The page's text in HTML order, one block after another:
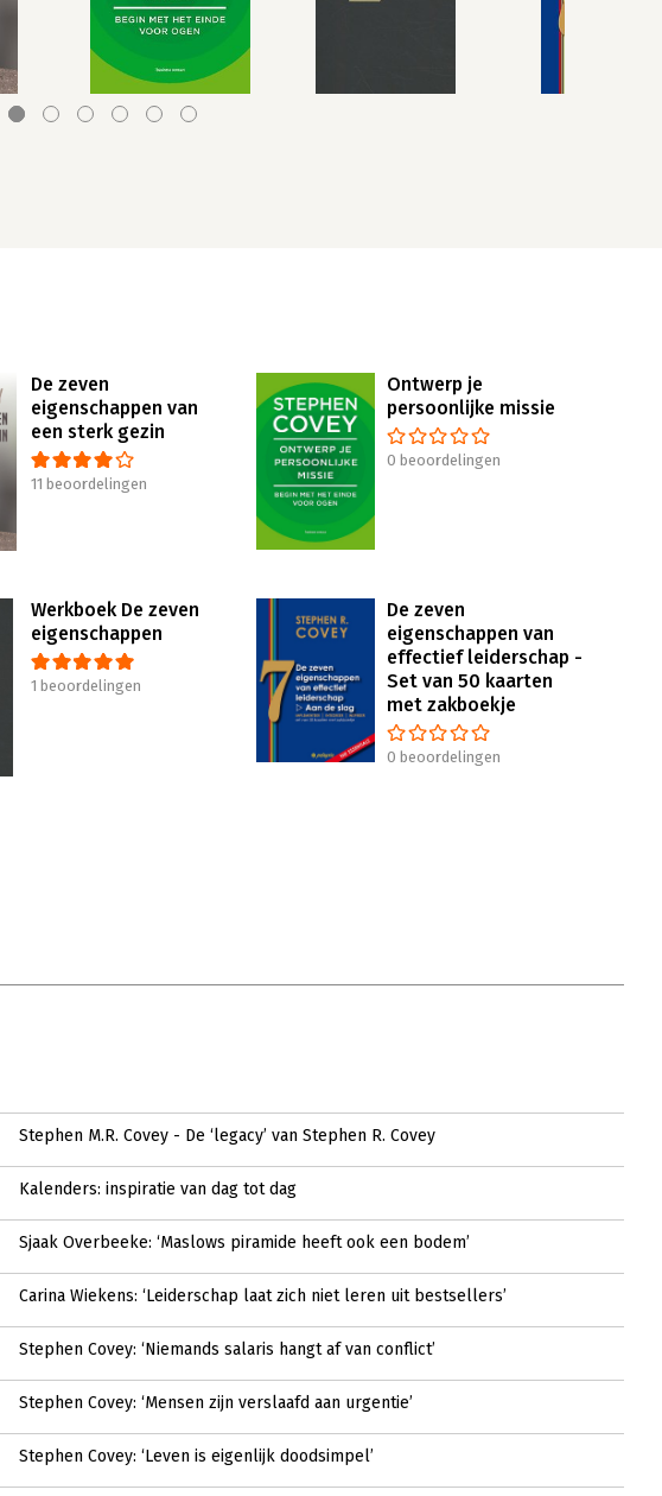
De zeven
eigenschappen van
een sterk gezin
11 beoordelingen
Ontwerp je
persoonlijke missie
0 beoordelingen
Werkboek De zeven
eigenschappen
1 beoordelingen
De zeven
eigenschappen van
effectief leiderschap -
Set van 50 kaarten
met zakboekje
0 beoordelingen
Stephen M.R. Covey - De ‘legacy’ van Stephen R. Covey
Kalenders: inspiratie van dag tot dag
Sjaak Overbeeke: ‘Maslows piramide heeft ook een bodem’
Carina Wiekens: ‘Leiderschap laat zich niet leren uit bestsellers’
Stephen Covey: ‘Niemands salaris hangt af van conflict’
Stephen Covey: ‘Mensen zijn verslaafd aan urgentie’
Stephen Covey: ‘Leven is eigenlijk doodsimpel’